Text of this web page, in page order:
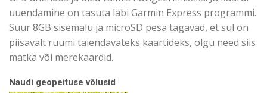
uuendamine on tasuta läbi Garmin Express programmi.
Suur 8GB sisemälu ja microSD pesa tagavad, et sul on
piisavalt ruumi täiendavateks kaartideks, olgu need siis
matka või merekaardid.
Naudi geopeituse võlusid